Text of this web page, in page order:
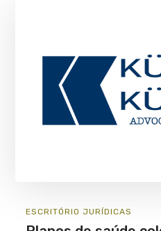
ESCRITÓRIO JURÍ­DICAS